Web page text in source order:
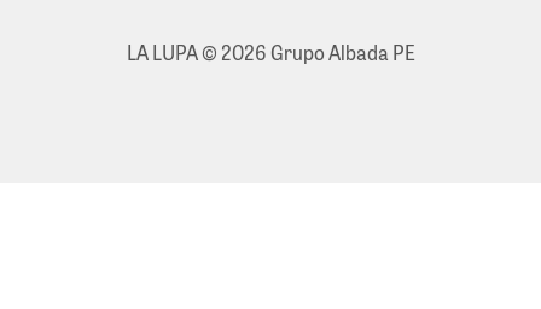
LA LUPA © 2026 Grupo Albada PE